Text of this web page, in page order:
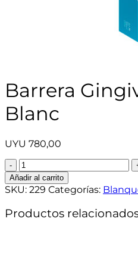
Barrera
Blanc
UYU 780,00
Barrera
Gingival
Total
cantidad
Añadir al carrito
SKU: 229 Categorías:
Productos